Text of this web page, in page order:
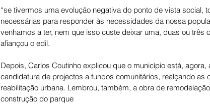
“se tivermos uma evolução negativa do ponto de vista social,
necessárias para responder às necessidades da nossa
venhamos a ter, nem que isso custe deixar uma, duas ou três
afiançou o edil.
Depois, Carlos Coutinho explicou que o município está,
candidatura de projectos a fundos comunitários, realçando as
reabilitação urbana. Lembrou, também, a obra de
construção do parque